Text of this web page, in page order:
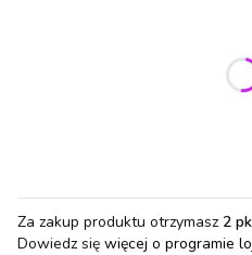
Za zakup produktu otrzymasz 2
Dowiedz się więcej o programie